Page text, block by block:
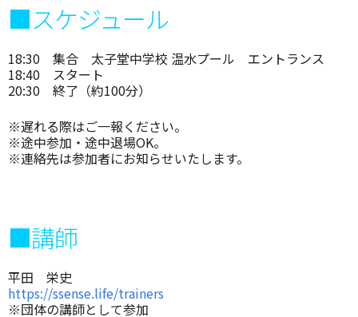
■スケジュール
18:30 集合 太子堂中学校 温水プール エントランス
18:40 スタート
20:30 終了（約100分）
※遅れる際はご一報ください。
※途中参加・途中退場OK。
※連絡先は参加者にお知らせいたします。
■講師
平田 栄史
https://ssense.life/trainers
※団体の講師として参加